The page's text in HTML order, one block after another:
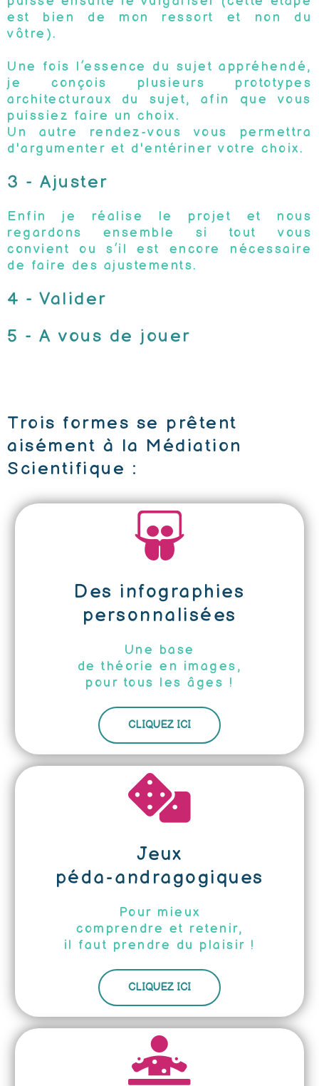
est bien de mon ressort et non du
vôtre).
Une fois l’essence du sujet appréhendé,
je conçois plusieurs prototypes
architecturaux du sujet, afin que vous
puissiez faire un choix.
Un autre rendez-vous vous permettra
d'argumenter et d'entériner votre choix.
3 - Ajuster
Enfin je réalise le projet et nous
regardons ensemble si tout vous
convient ou s’il est encore nécessaire
de faire des ajustements.
4 - Valider
5 - A vous de jouer
Trois formes se prêtent
aisément à la Médiation
Scientifique :
Des infographies
personnalisées
Une base
de théorie en images,
pour tous les âges !
CLIQUEZ ICI
Jeux
péda-andragogiques
Pour mieux
comprendre et retenir,
il faut prendre du plaisir !
CLIQUEZ ICI